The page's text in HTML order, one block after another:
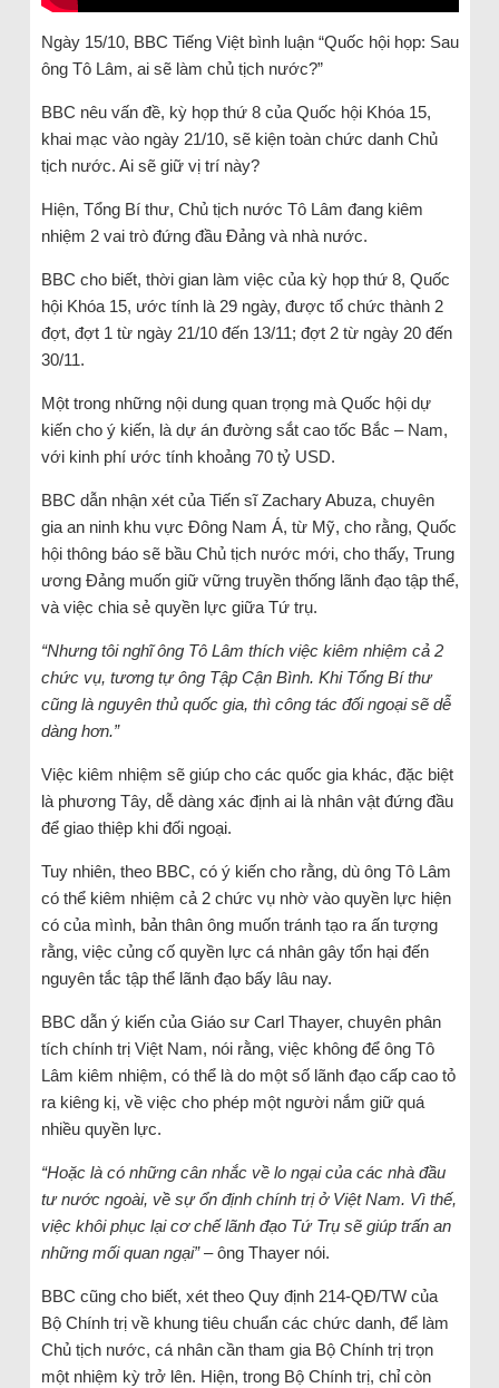
Ngày 15/10, BBC Tiếng Việt bình luận “Quốc hội họp: Sau
ông Tô Lâm, ai sẽ làm chủ tịch nước?”
BBC nêu vấn đề, kỳ họp thứ 8 của Quốc hội Khóa 15,
khai mạc vào ngày 21/10, sẽ kiện toàn chức danh Chủ
tịch nước. Ai sẽ giữ vị trí này?
Hiện, Tổng Bí thư, Chủ tịch nước Tô Lâm đang kiêm
nhiệm 2 vai trò đứng đầu Đảng và nhà nước.
BBC cho biết, thời gian làm việc của kỳ họp thứ 8, Quốc
hội Khóa 15, ước tính là 29 ngày, được tổ chức thành 2
đợt, đợt 1 từ ngày 21/10 đến 13/11; đợt 2 từ ngày 20 đến
30/11.
Một trong những nội dung quan trọng mà Quốc hội dự
kiến cho ý kiến, là dự án đường sắt cao tốc Bắc – Nam,
với kinh phí ước tính khoảng 70 tỷ USD.
BBC dẫn nhận xét của Tiến sĩ Zachary Abuza, chuyên
gia an ninh khu vực Đông Nam Á, từ Mỹ, cho rằng, Quốc
hội thông báo sẽ bầu Chủ tịch nước mới, cho thấy, Trung
ương Đảng muốn giữ vững truyền thống lãnh đạo tập thể,
và việc chia sẻ quyền lực giữa Tứ trụ.
“Nhưng tôi nghĩ ông Tô Lâm thích việc kiêm nhiệm cả 2
chức vụ, tương tự ông Tập Cận Bình. Khi Tổng Bí thư
cũng là nguyên thủ quốc gia, thì công tác đối ngoại sẽ dễ
dàng hơn.”
Việc kiêm nhiệm sẽ giúp cho các quốc gia khác, đặc biệt
là phương Tây, dễ dàng xác định ai là nhân vật đứng đầu
để giao thiệp khi đối ngoại.
Tuy nhiên, theo BBC, có ý kiến cho rằng, dù ông Tô Lâm
có thể kiêm nhiệm cả 2 chức vụ nhờ vào quyền lực hiện
có của mình, bản thân ông muốn tránh tạo ra ấn tượng
rằng, việc củng cố quyền lực cá nhân gây tổn hại đến
nguyên tắc tập thể lãnh đạo bấy lâu nay.
BBC dẫn ý kiến của Giáo sư Carl Thayer, chuyên phân
tích chính trị Việt Nam, nói rằng, việc không để ông Tô
Lâm kiêm nhiệm, có thể là do một số lãnh đạo cấp cao tỏ
ra kiêng kị, về việc cho phép một người nắm giữ quá
nhiều quyền lực.
“Hoặc là có những cân nhắc về lo ngại của các nhà đầu
tư nước ngoài, về sự ổn định chính trị ở Việt Nam. Vì thế,
việc khôi phục lại cơ chế lãnh đạo Tứ Trụ sẽ giúp trấn an
những mối quan ngại” –ông Thayer nói.
BBC cũng cho biết, xét theo Quy định 214-QĐ/TW của
Bộ Chính trị về khung tiêu chuẩn các chức danh, để làm
Chủ tịch nước, cá nhân cần tham gia Bộ Chính trị trọn
một nhiệm kỳ trở lên. Hiện, trong Bộ Chính trị, chỉ còn